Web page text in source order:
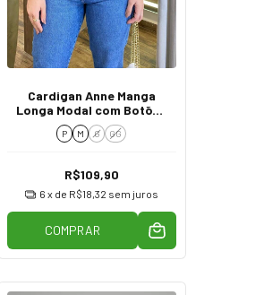
Cardigan Anne Manga
Longa Modal com Botões
Bege
P M G GG
R$109,90
6 x de R$18,32 sem juros
COMPRAR